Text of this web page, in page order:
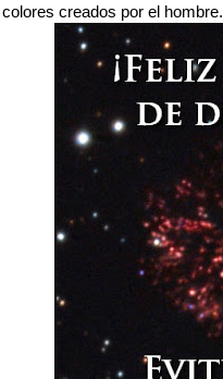
creados por el hombre.